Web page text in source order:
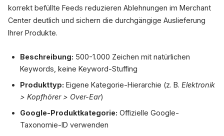
korrekt befüllte Feeds reduzieren Ablehnungen im Merchant
Center deutlich und sichern die durchgängige Auslieferung
Ihrer Produkte.
Beschreibung: 500-1.000 Zeichen mit natürlichen
Keywords, keine Keyword-Stuffing
Produkttyp: Eigene Kategorie-Hierarchie (z. B. Elektronik
> Kopfhörer > Over-Ear)
Google-Produktkategorie: Offizielle Google-
Taxonomie-ID verwenden